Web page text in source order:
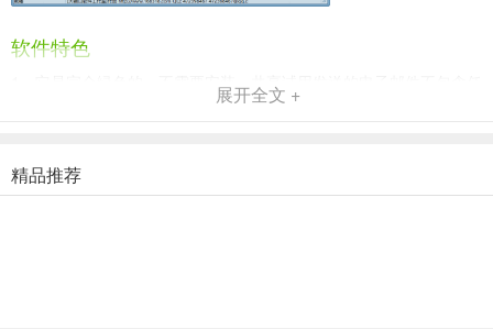
软件特色
松突破内容被电子邮件服务屏蔽的问题。
展开全文 +
精品推荐